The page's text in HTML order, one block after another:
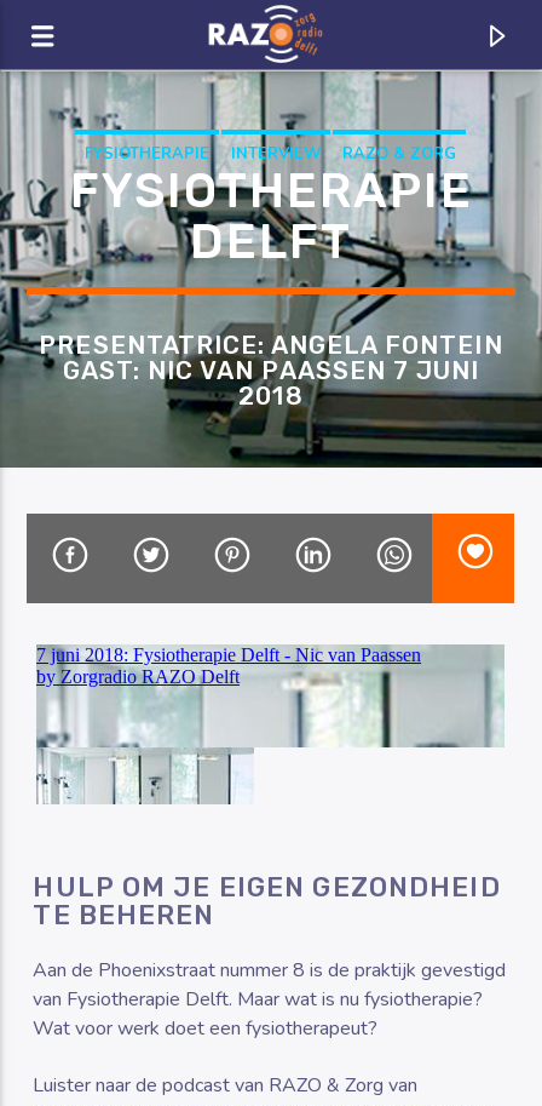
Luister RAZO online
Zoeken
FYSIOTHERAPIE INTERVIEW RAZO & ZORG
FYSIOTHERAPIE
DELFT
PRESENTATRICE: ANGELA FONTEIN
GAST: NIC VAN PAASSEN 7 JUNI
2018
HULP OM JE EIGEN GEZONDHEID
TE BEHEREN
Aan de Phoenixstraat nummer 8 is de praktijk gevestigd
van Fysiotherapie Delft. Maar wat is nu fysiotherapie?
Wat voor werk doet een fysiotherapeut?
Luister naar de podcast van RAZO & Zorg van